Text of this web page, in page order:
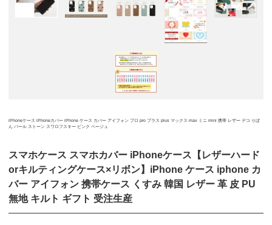
iPhoneケース iPhoneカバー iPhone ケース カバー アイフォン プロ pro プラス plus マックス max ミニ mini 携帯 レザー デコ りぼ
ん パール ストーン スワロフスキー ピンク ベージュ
スマホケース スマホカバー iPhoneケース【レザーハード
orキルティングケース×リボン】iPhone ケース iphone カ
バー アイフォン 携帯ケース くすみ 韓国 レザー 革 皮 PU
無地 キルト ギフト 受注生産